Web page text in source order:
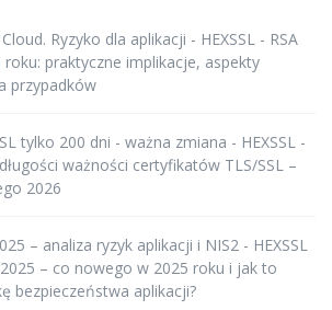
Ryzyko dla aplikacji - HEXSSL - RSA
roku: praktyczne implikacje, aspekty
przypadków
tylko 200 dni - ważna zmiana - HEXSSL -
ważności certyfikatów TLS/SSL –
2026
– analiza ryzyk aplikacji i NIS2 - HEXSSL
– co nowego w 2025 roku i jak to
bezpieczeństwa aplikacji?